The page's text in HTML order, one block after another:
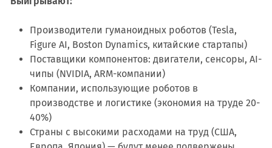
Производители гуманоидных роботов (Tesla,
Figure AI, Boston Dynamics, китайские стартапы)
Поставщики компонентов: двигатели, сенсоры, AI-
чипы (NVIDIA, ARM-компании)
Компании, использующие роботов в
производстве и логистике (экономия на труде 20-
40%)
Страны с высокими расходами на труд (США,